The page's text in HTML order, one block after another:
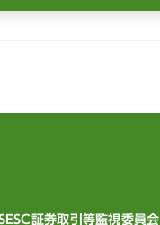
証券取引等監視委員会